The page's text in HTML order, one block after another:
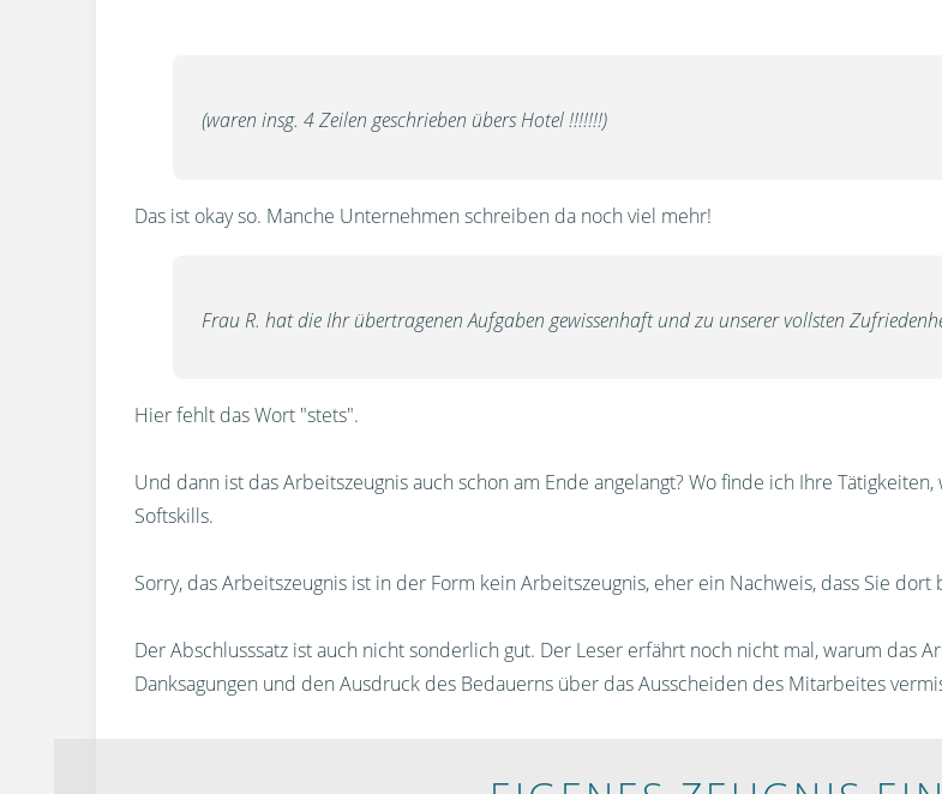
(waren insg. 4 Zeilen geschrieben übers Hotel !!!!!!!)
Das ist okay so. Manche Unternehmen schreiben da noch viel mehr!
Frau R. hat die Ihr übertragenen Aufgaben gewissenhaft und zu unserer vollsten
Hier fehlt das Wort "stets".
Und dann ist das Arbeitszeugnis auch schon am Ende angelangt? Wo finde ich Ihre
Softskills.
Sorry, das Arbeitszeugnis ist in der Form kein Arbeitszeugnis, eher ein Nachweis, dass Sie dort
Der Abschlusssatz ist auch nicht sonderlich gut. Der Leser erfährt noch nicht mal, warum das
Danksagungen und den Ausdruck des Bedauerns über das Ausscheiden des Mitarbeites